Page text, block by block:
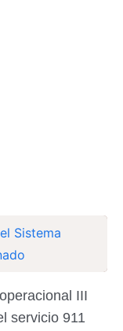
Sistema
III
servicio 911